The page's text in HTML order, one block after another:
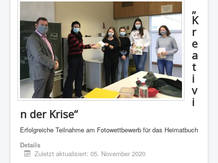
„
K
r
e
a
t
i
v
i
n der Krise“
Erfolgreiche Teilnahme am Fotowettbewerb für das Heimatbuch
Details
Zuletzt aktualisiert: 05. November 2020